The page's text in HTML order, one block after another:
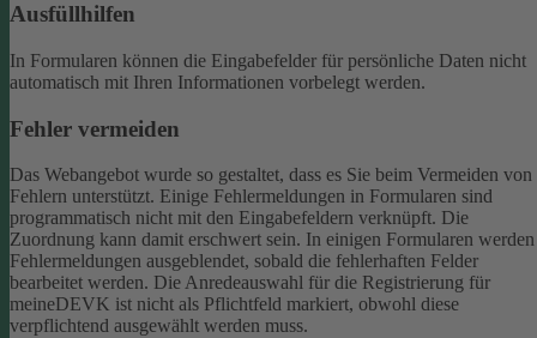
Ausfüllhilfen
In Formularen können die Eingabefelder für persönliche Daten nicht
automatisch mit Ihren Informationen vorbelegt werden.
Fehler vermeiden
Das Webangebot wurde so gestaltet, dass es Sie beim Vermeiden von
Fehlern unterstützt. Einige Fehlermeldungen in Formularen sind
programmatisch nicht mit den Eingabefeldern verknüpft. Die
Zuordnung kann damit erschwert sein. In einigen Formularen werden
Fehlermeldungen ausgeblendet, sobald die fehlerhaften Felder
bearbeitet werden. Die Anredeauswahl für die Registrierung für
meineDEVK ist nicht als Pflichtfeld markiert, obwohl diese
verpflichtend ausgewählt werden muss.